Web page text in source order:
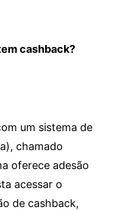
cashback?
um sistema de
chamado
oferece adesão
acessar o
de cashback,